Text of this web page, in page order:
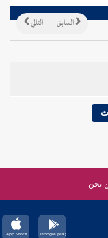
التالي السابق
نحن